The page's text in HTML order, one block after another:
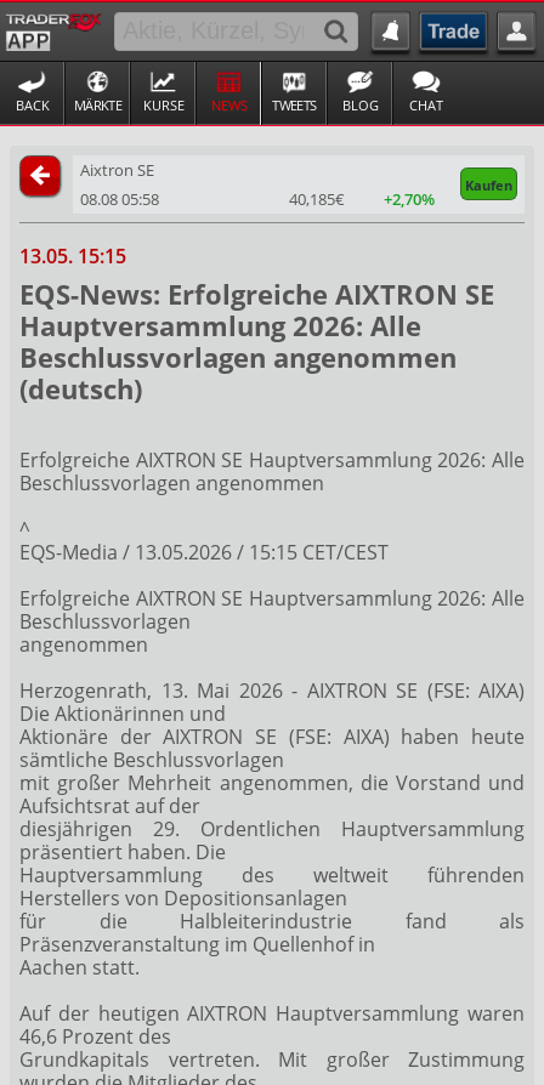
BACK MÄRKTE KURSE NEWS TWEETS BLOG CHAT
Aixtron SE
Kaufen
08.08 05:58 40,185€ +2,70%
13.05. 15:15
EQS-News: Erfolgreiche AIXTRON SE
Hauptversammlung 2026: Alle
Beschlussvorlagen angenommen
(deutsch)
Erfolgreiche AIXTRON SE Hauptversammlung 2026: Alle
Beschlussvorlagen angenommen
^
EQS-Media / 13.05.2026 / 15:15 CET/CEST
Erfolgreiche AIXTRON SE Hauptversammlung 2026: Alle
Beschlussvorlagen
angenommen
Herzogenrath, 13. Mai 2026 - AIXTRON SE (FSE: AIXA)
Die Aktionärinnen und
Aktionäre der AIXTRON SE (FSE: AIXA) haben heute
sämtliche Beschlussvorlagen
mit großer Mehrheit angenommen, die Vorstand und
Aufsichtsrat auf der
diesjährigen 29. Ordentlichen Hauptversammlung
präsentiert haben. Die
Hauptversammlung des weltweit führenden
Herstellers von Depositionsanlagen
für die Halbleiterindustrie fand als
Präsenzveranstaltung im Quellenhof in
Aachen statt.
Auf der heutigen AIXTRON Hauptversammlung waren
46,6 Prozent des
Grundkapitals vertreten. Mit großer Zustimmung